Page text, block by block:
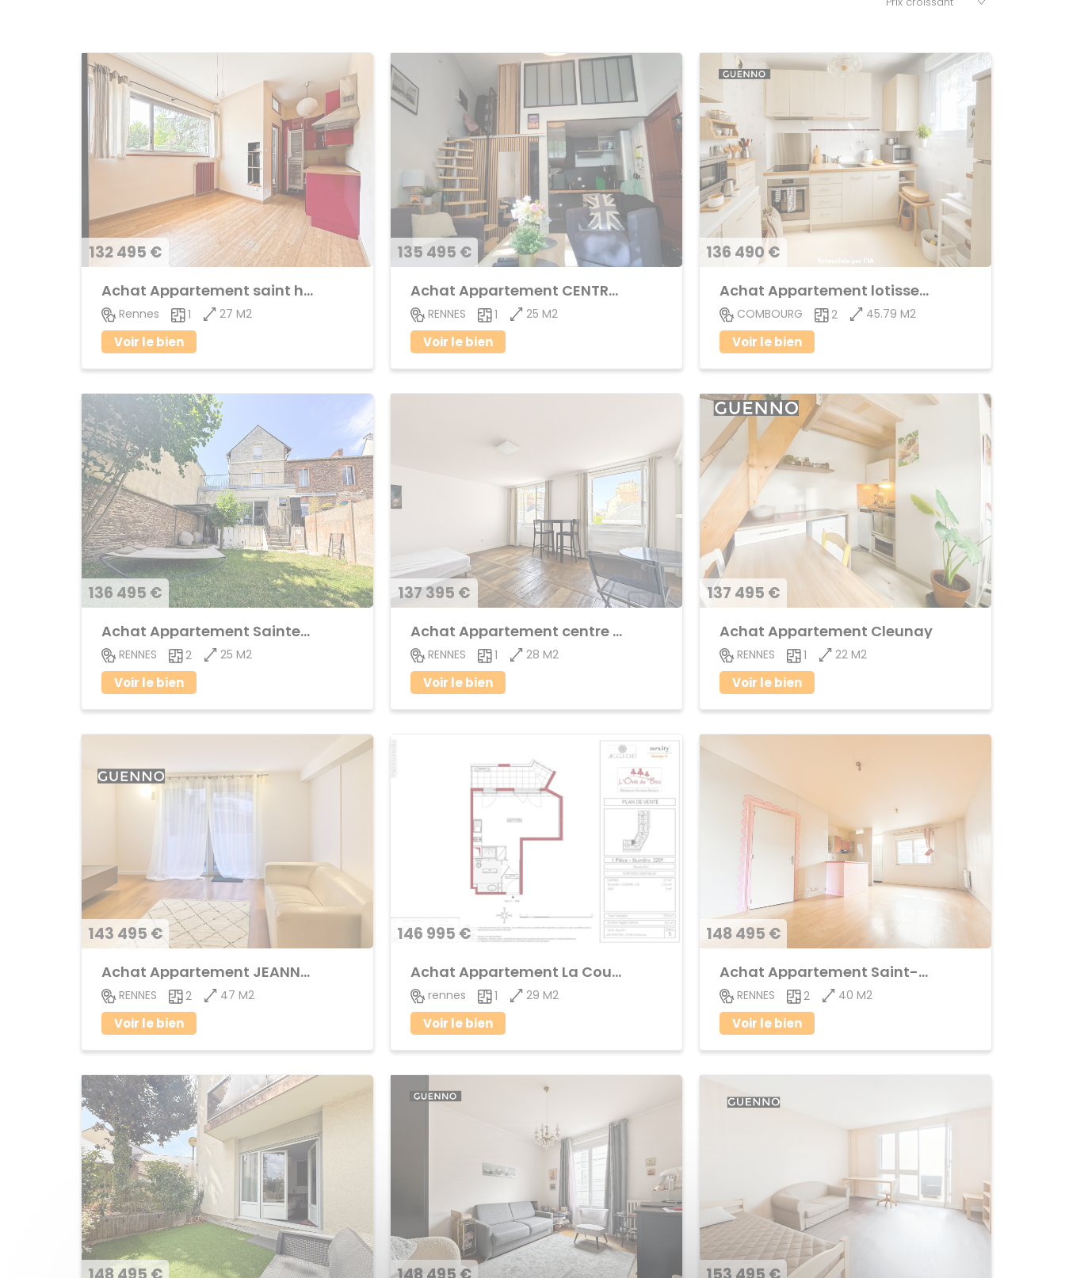
132 495 €
Achat Appartement saint helier
Rennes 1 27 M2
Voir le bien
135 495 €
Achat Appartement CENTRE VILLE
RENNES 1 25 M2
Voir le bien
136 490 €
Achat Appartement lotissement
COMBOURG 2 45.79 M2
Voir le bien
136 495 €
Achat Appartement Sainte-Thérèse
RENNES 2 25 M2
Voir le bien
137 395 €
Achat Appartement centre ville
RENNES 1 28 M2
Voir le bien
137 495 €
Achat Appartement Cleunay
RENNES 1 22 M2
Voir le bien
143 495 €
Achat Appartement JEANNE d'ARC - BEAULIEU
RENNES 2 47 M2
Voir le bien
146 995 €
Achat Appartement La Courrouze
rennes 1 29 M2
Voir le bien
148 495 €
Achat Appartement Saint-Helier
RENNES 2 40 M2
Voir le bien